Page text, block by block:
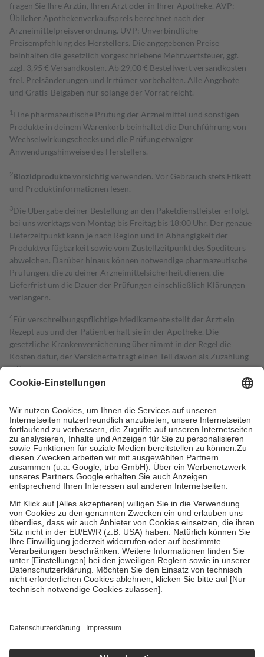
fragen Sie Ihre Ärztin, Ihren Arzt oder in Ihrer Apotheke. AVP:
Üblicher Apothekenverkaufspreis berechnet nach der
Arzneimittelpreisverordnung. UVP: Unverbindliche
Preisempfehlung des Herstellers. Die angegebenen Preise
beinhalten die gesetzlich vorgeschriebene Mehrwertsteuer, ggf.
zzgl. 3,95 € Versandkosten. Ab 29,00 € Bestell­wert versand­kosten­
frei. Preisänderungen und Irrtümer vorbehalten. Alle Angebote
und Gratis-Beigaben nur solange der Vorrat reicht.
1 Eine pharmazeutische Prüfung der Arzneimittel und sonstigen
Produkte in deinem Warenkorb beinhaltet die Durchführung von
Wechselwirkungschecks und die Prüfung etwaiger
Anwendungshinweise des Herstellers.
2Biozidproduktevorsichtig verwenden. Vor Gebrauch stets Etikett
und Produktinformationen lesen.
3Die Übergabe deiner Bestellung an den Paketdienstleister erfolgt
bei uns werktags von Montag bis Freitag bis 18:00 Uhr. Der genaue
Lieferzeitpunkt kann je nach Region und in Abhängigkeit der
Produktverfügbarkeit sowie vom Zustellzeitpunkt des Spediteurs
abweichen. Darüber hinaus können notwendige pharmazeutische
Prüfungen, die zu deiner Arzneimittelsicherheit dienen, die
Lieferfrist um die Dauer der Prüfungen einschließlich Klärungen
verlängern.
4Für verschreibungspflichtige Medikamente stellt der Arzt ein
Rezept aus und der Patient erhält sie in der Apotheke. Die
gesetzliche Krankenversicherung übernimmt in der Regel die
Kosten dafür, der Versicherte trägt einen Teil davon als Zuzahlung
mit.
Grundsätzlich leisten Mitglieder Zuzahlungen in Höhe von zehn
höchstens zehn Euro.
Es sind jedoch nie mehr als die tatsächlichen
Kosten der Leistung zu entrichten.
Diese Regeln gelten grundsätzlich auch für Online-Apotheken.
Bei Heilmitteln und häuslicher Krankenpflege beträgt die
Zuzahlung zehn Prozent der Kosten sowie zehn Euro je
Verordnung.
Um das Engagement der Versicherten für ihre eigene Gesundheit zu
stärken und die besondere Stellung der Familie zu unterstützen,
fallenkeine Zuzahlungenan bei:
• Kindern und Jugendlichen bis zum vollendeten 18. Lebensjahr
mit Ausnahme der Fahrkosten
• Untersuchungen zur Vorsorge und Früherkennung, die von der
GKV getragen werden
• empfohlenen Schutzimpfungen
• Harn- und Blutteststreifen
getroffen, um sicherzustellen, dass es sich um echte Bewertungen
https://help.etrusted.com/hc/de/articles/4419944605341